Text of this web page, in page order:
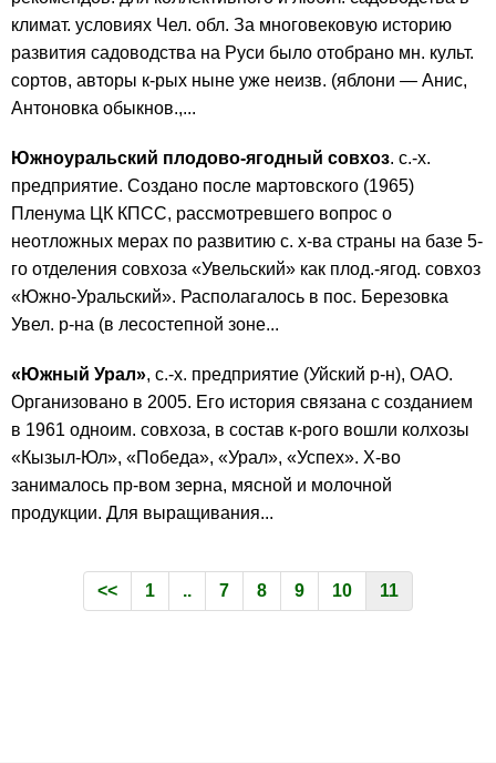
климат. условиях Чел. обл. За многовековую историю
развития садоводства на Руси было отобрано мн. культ.
сортов, авторы к-рых ныне уже неизв. (яблони — Анис,
Антоновка обыкнов.,...
Южноуральский плодово-ягодный совхоз. с.-х.
предприятие. Создано после мартовского (1965)
Пленума ЦК КПСС, рассмотревшего вопрос о
неотложных мерах по развитию с. х-ва страны на базе 5-
го отделения совхоза «Увельский» как плод.-ягод. совхоз
«Южно-Уральский». Располагалось в пос. Березовка
Увел. р-на (в лесостепной зоне...
«Южный Урал», с.-х. предприятие (Уйский р-н), ОАО.
Организовано в 2005. Его история связана с созданием
в 1961 одноим. совхоза, в состав к-рого вошли колхозы
«Кызыл-Юл», «Победа», «Урал», «Успех». Х-во
занималось пр-вом зерна, мясной и молочной
продукции. Для выращивания...
<< 1 .. 7 8 9 10 11